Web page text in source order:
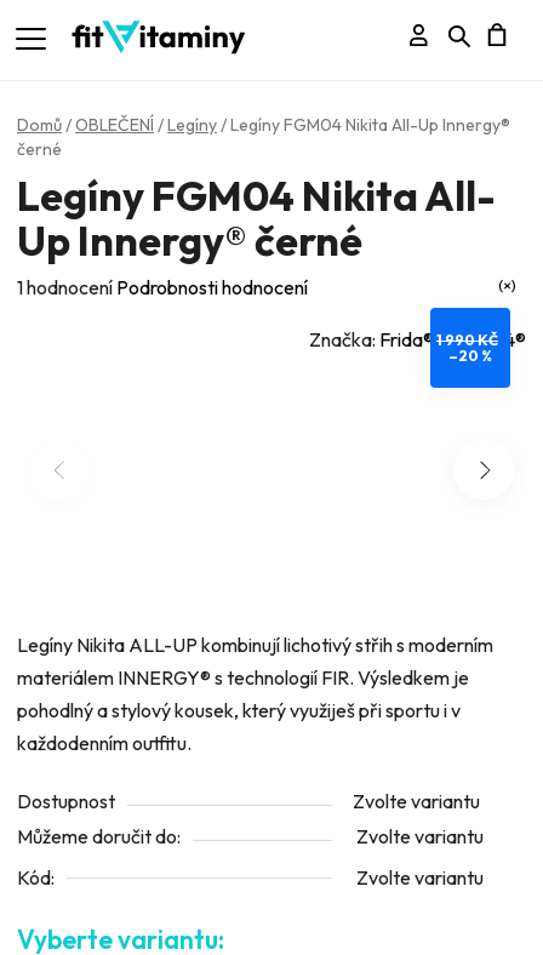
Přihlášení
Hledat
Domů/OBLEČENÍ /Legíny/Legíny FGM04 Nikita All-Up Innergy®
černé
Legíny Nikita ALL-UP kombinují lichotivý střih s moderním
materiálem INNERGY® s technologií FIR. Výsledkem je
pohodlný a stylový kousek, který využiješ při sportu i v
každodenním outfitu.
Dostupnost
Zvolte variantu
Můžeme doručit do:
Zvolte variantu
Kód:
Zvolte variantu
Legíny FGM04 Nikita All-
Up Innergy® černé
Průměrné
1 hodnocení Podrobnosti hodnocení
Značka: Frida® - FGM04®
1 990 KČ
–20 %